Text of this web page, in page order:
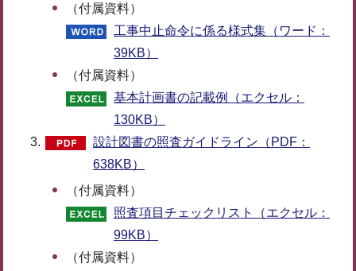
（付属資料）
工事中止命令に係る様式集（ワード：
39KB）
（付属資料）
基本計画書の記載例（エクセル：
130KB）
設計図書の照査ガイドライン（PDF：
638KB）
（付属資料）
照査項目チェックリスト（エクセル：
99KB）
（付属資料）